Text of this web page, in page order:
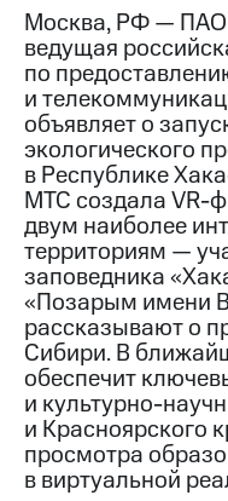
Контакты
Медиа-центр
Пресс-
релизы
МТС
о технологиях
Достижения
Интервью
Финансовая
отчетность
Контакты
Новости
в
Москва, РФ — ПАО
ведущая
по
и
объявляет о
экологического
в Республике
МТС создала VR-
двум наиболее
территориям —
заповедника
«Позарым имени
рассказывают о
Сибири. В
обеспечит
и культурно-
и Красноярского
просмотра
в виртуальной